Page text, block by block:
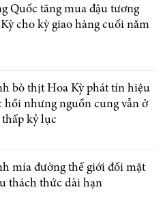
Quốc tăng mua đậu tương
cho kỳ giao hàng cuối năm
bò thịt Hoa Kỳ phát tín hiệu
hồi nhưng nguồn cung vẫn ở
kỷ lục
mía đường thế giới đối mặt
thách thức dài hạn